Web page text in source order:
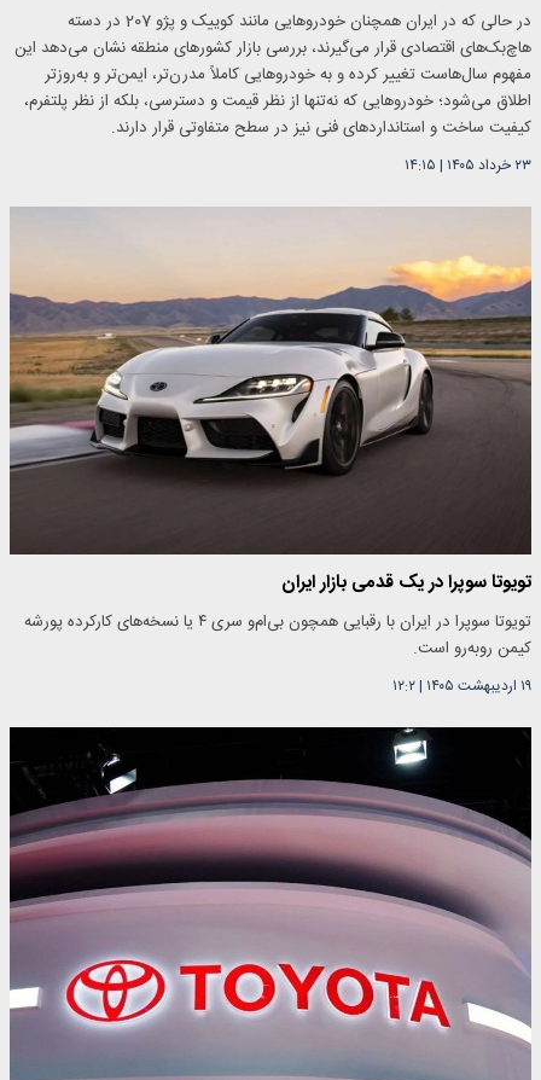
در حالی که در ایران همچنان خودروهایی مانند کوییک و پژو 207 در دسته
هاچ‌بک‌های اقتصادی قرار می‌گیرند، بررسی بازار کشورهای منطقه نشان می‌دهد این
مفهوم سال‌هاست تغییر کرده و به خودروهایی کاملاً مدرن‌تر، ایمن‌تر و به‌روزتر
اطلاق می‌شود؛ خودروهایی که نه‌تنها از نظر قیمت و دسترسی، بلکه از نظر پلتفرم،
کیفیت ساخت و استانداردهای فنی نیز در سطح متفاوتی قرار دارند.
۲۳ خرداد ۱۴۰۵ | ۱۴:۱۵
تویوتا سوپرا در یک قدمی بازار ایران
تویوتا سوپرا در ایران با رقبایی همچون بی‌ام‌و سری ۴ یا نسخه‌های کارکرده پورشه
کیمن روبه‌رو است.
۱۹ اردیبهشت ۱۴۰۵ |۱۲:۲